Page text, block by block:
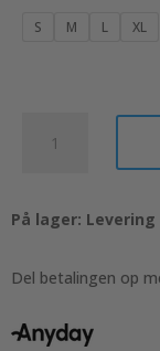
S M L XL
trusse
bambus,
antal
På lager:
Del betalingen op